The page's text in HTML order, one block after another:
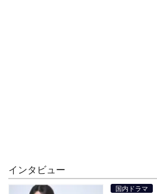
インタビュー
国内ドラマ